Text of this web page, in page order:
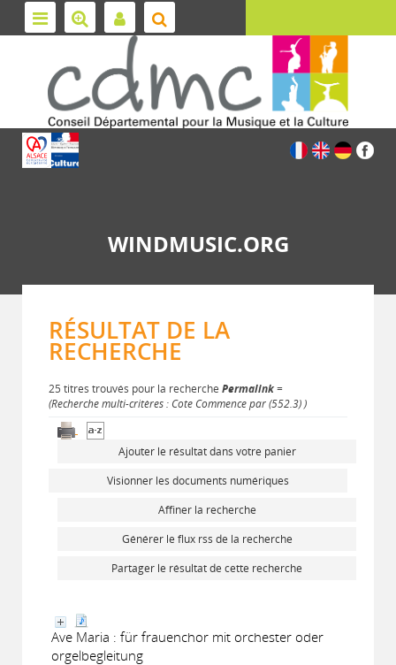
WINDMUSIC.ORG
RÉSULTAT DE LA
RECHERCHE
25 titres trouvés pour la recherche Permalink=
(Recherche multi-critères : Cote Commence par (552.3) )
Ajouter le résultat dans votre panier
Visionner les documents numériques
Affiner la recherche
Générer le flux rss de la recherche
Partager le résultat de cette recherche
Ave Maria : für frauenchor mit orchester oder
orgelbegleitung